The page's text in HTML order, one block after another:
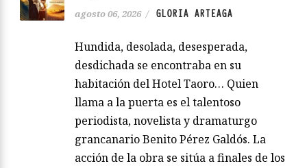
agosto 06, 2026 / GLORIA ARTEAGA
Hundida, desolada, desesperada,
desdichada se encontraba en su
habitación del Hotel Taoro… Quien
llama a la puerta es el talentoso
periodista, novelista y dramaturgo
grancanario Benito Pérez Galdós. La
acción de la obra se sitúa a finales de los